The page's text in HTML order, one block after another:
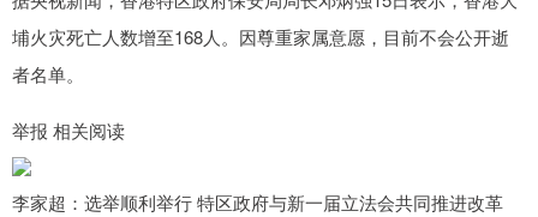
埔火灾死亡人数增至168人。因尊重家属意愿，目前不会公开逝
者名单。
举报 相关阅读
李家超：选举顺利举行 特区政府与新一届立法会共同推进改革